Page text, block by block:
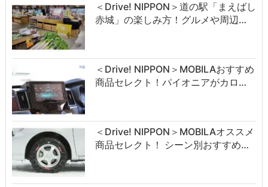
＜Drive! NIPPON＞道の駅「まえばし
赤城」の楽しみ方！グルメや周辺…
＜Drive! NIPPON＞MOBILAおすすめ
商品セレクト！パイオニアがカロ…
＜Drive! NIPPON＞MOBILAオススメ
商品セレクト！ シーン別おすすめ…